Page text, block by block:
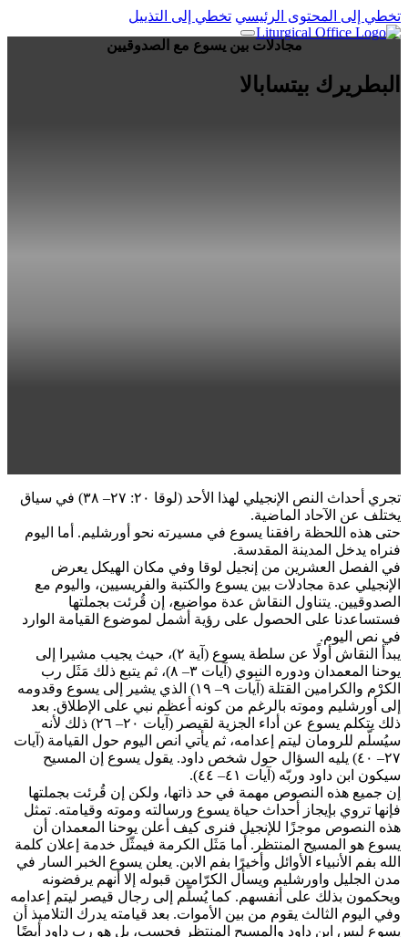
تخطي إلى المحتوى الرئيسي تخطي إلى التذييل
مجادلات بين يسوع مع الصدوقيين
البطريرك بيتسابالا
تجري أحداث النص الإنجيلي لهذا الأحد (لوقا ٢٠: ٢٧– ٣٨) في سياق
يختلف عن الآحاد الماضية.
حتى هذه اللحظة رافقنا يسوع في مسيرته نحو أورشليم. أما اليوم
فنراه يدخل المدينة المقدسة.
في الفصل العشرين من إنجيل لوقا وفي مكان الهيكل يعرض
الإنجيلي عدة مجادلات بين يسوع والكتبة والفريسيين، واليوم مع
الصدوقيين. يتناول النقاش عدة مواضيع، إن قُرئت بجملتها
فستساعدنا على الحصول على رؤية أشمل لموضوع القيامة الوارد
في نص اليوم.
يبدأ النقاش أولًا عن سلطة يسوع (آية ٢)، حيث يجيب مشيرا إلى
يوحنا المعمدان ودوره النبوي (آيات ٣– ٨)، ثم يتبع ذلك مَثَل رب
الكرْم والكرامين القتلة (آيات ٩– ١٩) الذي يشير إلى يسوع وقدومه
إلى أورشليم وموته بالرغم من كونه أعظم نبي على الإطلاق. بعد
ذلك يتكلم يسوع عن أداء الجزية لقيصر (آيات ٢٠– ٢٦) ذلك لأنه
سيُسلّم للرومان ليتم إعدامه، ثم يأتي انص اليوم حول القيامة (آيات
٢٧– ٤٠) يليه السؤال حول شخص داود. يقول يسوع إن المسيح
سيكون ابن داود وربّه (آيات ٤١– ٤٤).
إن جميع هذه النصوص مهمة في حد ذاتها، ولكن إن قُرئت بجملتها
فإنها تروي بإيجاز أحداث حياة يسوع ورسالته وموته وقيامته. تمثل
هذه النصوص موجزًا للإنجيل فنرى كيف أعلن يوحنا المعمدان أن
يسوع هو المسيح المنتظر. أما مَثَل الكرمة فيمثّل خدمة إعلان كلمة
الله بفم الأنبياء الأوائل وأخيرًا بفم الابن. يعلن يسوع الخبر السار في
مدن الجليل واورشليم ويسأل الكرّامين قبوله إلا أنهم يرفضونه
ويحكمون بذلك على أنفسهم. كما يُسلّم إلى رجال قيصر ليتم إعدامه
وفي اليوم الثالث يقوم من بين الأموات. بعد قيامته يدرك التلاميذ أن
يسوع ليس ابن داود والمسيح المنتظر فحسب، بل هو رب داود أيضًا